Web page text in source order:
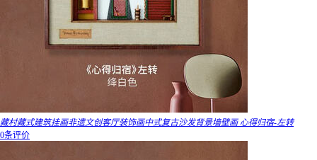
藏村藏式建筑挂画非遗文创客厅装饰画中式复古沙发背景墙壁画 心得归宿-左转
0条评价